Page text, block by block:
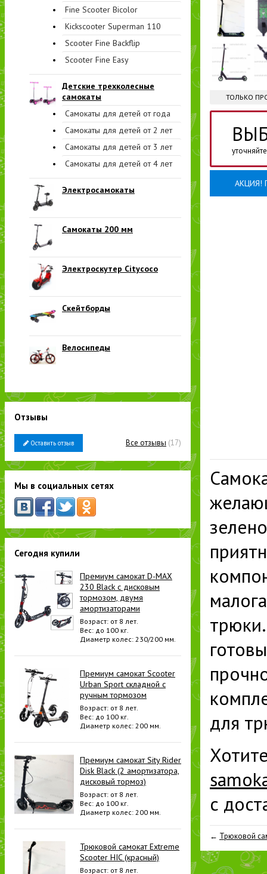
Fine Scooter Bicolor
Kickscooter Superman 110
Scooter Fine Backflip
Scooter Fine Easy
Детские трехколесные
самокаты
Самокаты для детей от года
Самокаты для детей от 2 лет
Самокаты для детей от 3 лет
Самокаты для детей от 4 лет
Электросамокаты
Самокаты 200 мм
Электроскутер Citycoco
Скейтборды
Велосипеды
Отзывы
Оставить отзыв Все отзывы (17)
Мы в социальных сетях
Сегодня купили
Премиум самокат D-MAX
230 Black с дисковым
тормозом, двумя
амортизаторами
Возраст: от 8 лет.
Вес: до 100 кг.
Диаметр колес: 230/200 мм.
Премиум самокат Scooter
Urban Sport складной с
ручным тормозом
Возраст: от 8 лет.
Вес: до 100 кг.
Диаметр колес: 200 мм.
Премиум самокат Sity Rider
Disk Black (2 амортизатора,
дисковый тормоз)
Возраст: от 8 лет.
Вес: до 100 кг.
Диаметр колес: 200 мм.
Трюковой самокат Extreme
Scooter HIC (красный)
Возраст: от 8 лет.
ТОЛЬКО
АКЦИЯ!
для
с
← Трюковой